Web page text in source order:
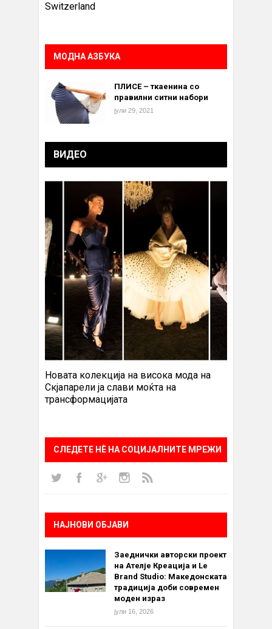
Switzerland
МОДНА АЗБУКА
ПЛИСЕ – ткаенина со
правилни ситни набори
јули 29, 2021
ВИДЕО
Новата колекција на висока мода на
Скјапарели ја слави моќта на
трансформацијата
СЛЕДЕТЕ НÈ НА СОЦИЈАЛНИТЕ МРЕЖИ
НАЈНОВИ ОБЈАВИ
Заеднички авторски проект
на Ателје Креација и Le
Brand Studio: Македонската
традиција доби современ
моден израз
јули 16, 2026